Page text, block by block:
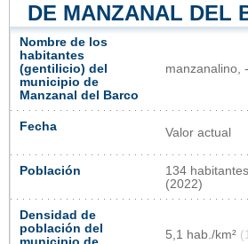
DE MANZANAL DEL
Nombre de los
habitantes
(gentilicio) del
municipio de
Manzanal del Barco
manzanalino,
Fecha Valor actual
Población
134 habitantes
(2022)
Densidad de
población del
5,1 hab./km²